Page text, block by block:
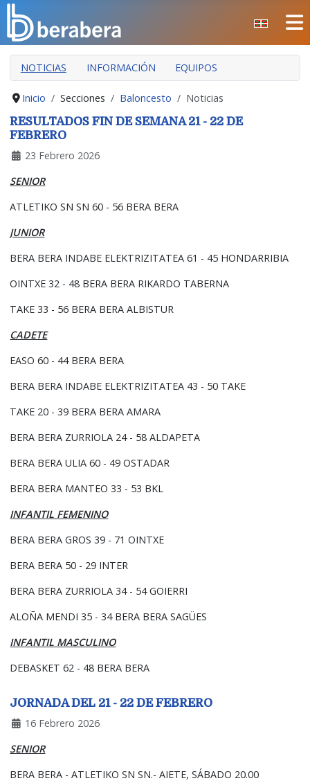
CERRAR
INICIO
CLUB
MANTEO
BERA BERA IZARRAK
NOTICIAS INFORMACIÓN EQUIPOS
Inicio Secciones Baloncesto
Noticias
RESULTADOS FIN DE SEMANA 21 - 22 DE
FEBRERO
23 Febrero 2026
SENIOR
ATLETIKO SN SN 60 - 56 BERA BERA
JUNIOR
BERA BERA INDABE ELEKTRIZITATEA 61 - 45 HONDARRIBIA
OINTXE 32 - 48 BERA BERA RIKARDO TABERNA
TAKE 33 - 56 BERA BERA ALBISTUR
CADETE
EASO 60 - 44 BERA BERA
BERA BERA INDABE ELEKTRIZITATEA 43 - 50 TAKE
TAKE 20 - 39 BERA BERA AMARA
BERA BERA ZURRIOLA 24 - 58 ALDAPETA
BERA BERA ULIA 60 - 49 OSTADAR
BERA BERA MANTEO 33 - 53 BKL
INFANTIL FEMENINO
BERA BERA GROS 39 - 71 OINTXE
BERA BERA 50 - 29 INTER
BERA BERA ZURRIOLA 34 - 54 GOIERRI
ALOÑA MENDI 35 - 34 BERA BERA SAGÜES
INFANTIL MASCULINO
DEBASKET 62 - 48 BERA BERA
JORNADA DEL 21 - 22 DE FEBRERO
16 Febrero 2026
SENIOR
BERA BERA - ATLETIKO SN SN.- AIETE, SÁBADO 20.00